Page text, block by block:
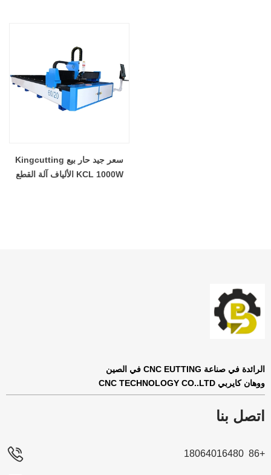
سعر جيد حار بيع Kingcutting
KCL 1000W الألياف آلة القطع
الرائدة في صناعة CNC EUTTING في الصين
ووهان كايربي CNC TECHNOLOGY CO..LTD
اتصل بنا
+86 18064016480